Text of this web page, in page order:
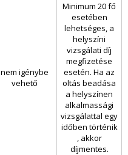
nem igénybe
vehető
Minimum 20 fő
esetében
lehetséges, a
helyszíni
vizsgálati díj
megfizetése
esetén. Ha az
oltás beadása
a helyszínen
alkalmassági
vizsgálattal egy
időben történik
, akkor
díjmentes.